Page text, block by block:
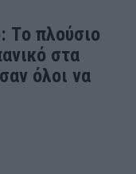
Tο πλούσιο
στα
όλοι να